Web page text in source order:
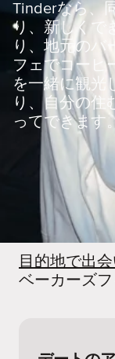
Tinderなら、
り、新しくで
り、地元のバ
フェでコーヒ
を一緒に観光
り、自分の住
ってできます
目的地で出
ベーカーズ